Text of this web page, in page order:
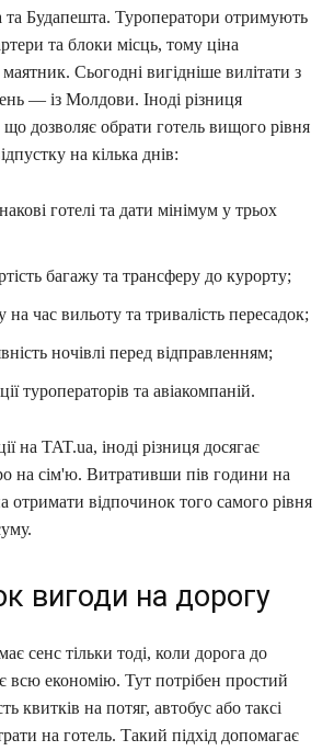
Будапешта. Туроператори отримують
та блоки місць, тому ціна
Сьогодні вигідніше вилітати з
— із Молдови. Іноді різниця
що дозволяє обрати готель вищого рівня
на кілька днів:
готелі та дати мінімум у трьох
багажу та трансферу до курорту;
на час вильоту та тривалість пересадок;
ночівлі перед відправленням;
туроператорів та авіакомпаній.
на TAT.ua, іноді різниця досягає
на сім'ю. Витративши пів години на
отримати відпочинок того самого рівня
вигоди на дорогу
сенс тільки тоді, коли дорога до
всю економію. Тут потрібен простий
квитків на потяг, автобус або таксі
на готель. Такий підхід допомагає